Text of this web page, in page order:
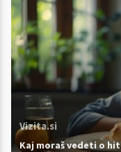
Vizita.si
Kaj moraš vedeti o